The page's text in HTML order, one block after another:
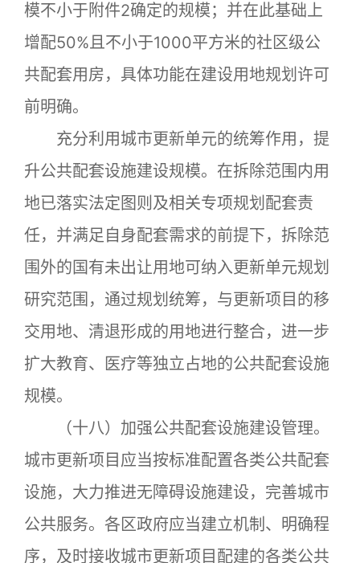
模不小于附件2确定的规模；并在此基础上
增配50%且不小于1000平方米的社区级公
共配套用房，具体功能在建设用地规划许可
前明确。
充分利用城市更新单元的统筹作用，提
升公共配套设施建设规模。在拆除范围内用
地已落实法定图则及相关专项规划配套责
任，并满足自身配套需求的前提下，拆除范
围外的国有未出让用地可纳入更新单元规划
研究范围，通过规划统筹，与更新项目的移
交用地、清退形成的用地进行整合，进一步
扩大教育、医疗等独立占地的公共配套设施
规模。
（十八）加强公共配套设施建设管理。
城市更新项目应当按标准配置各类公共配套
设施，大力推进无障碍设施建设，完善城市
公共服务。各区政府应当建立机制、明确程
序，及时接收城市更新项目配建的各类公共